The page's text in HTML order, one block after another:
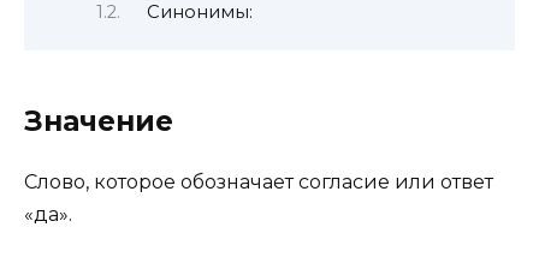
Синонимы:
Значение
Слово, которое обозначает согласие или ответ
«да».